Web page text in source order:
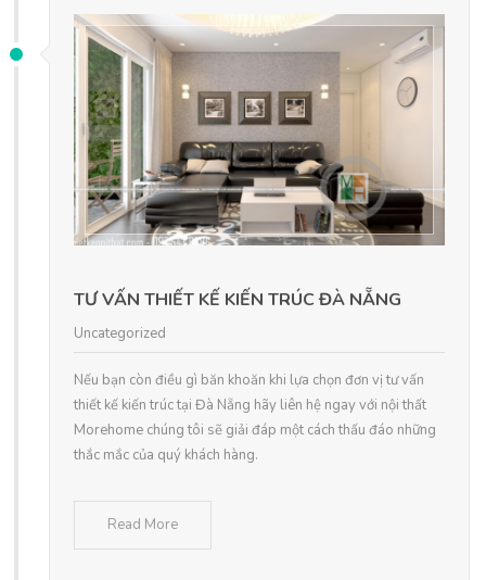
TƯ VẤN THIẾT KẾ KIẾN TRÚC ĐÀ NẴNG
Uncategorized
Nếu bạn còn điều gì băn khoăn khi lựa chọn đơn vị tư vấn
thiết kế kiến trúc tại Đà Nẵng hãy liên hệ ngay với nội thất
Morehome chúng tôi sẽ giải đáp một cách thấu đáo những
thắc mắc của quý khách hàng.
Read More